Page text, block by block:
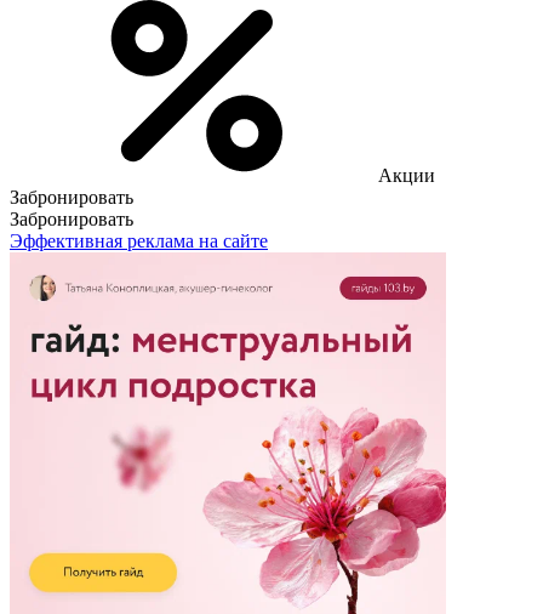
Акции
Забронировать
Забронировать
Эффективная реклама на сайте